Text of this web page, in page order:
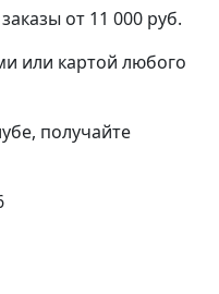
от 11 000 руб.
или картой любого
получайте